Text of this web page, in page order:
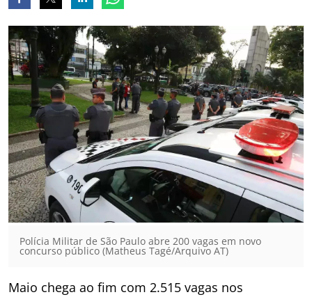
Polícia Militar de São Paulo abre 200 vagas em novo
concurso público (Matheus Tagé/Arquivo AT)
Maio chega ao fim com 2.515 vagas nos